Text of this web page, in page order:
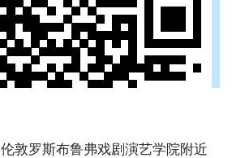
伦敦罗斯布鲁弗戏剧演艺学院附近